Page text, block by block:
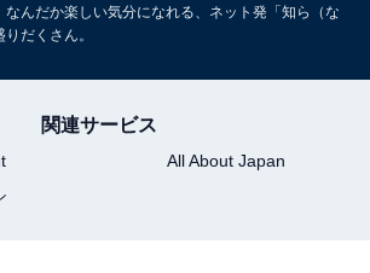
んだか楽しい気分になれる、ネット発「知ら（な
だくさん。
関連サービス
All About Japan